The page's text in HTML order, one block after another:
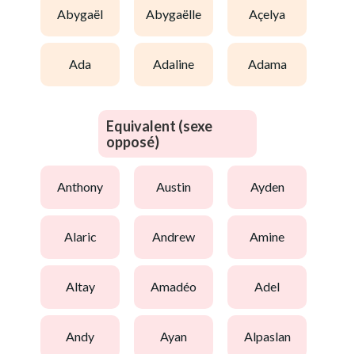
abygaël abygaëlle açelya
ada adaline adama
Equivalent (sexe
opposé)
anthony austin ayden
alaric andrew amine
altay amadéo adel
andy ayan alpaslan